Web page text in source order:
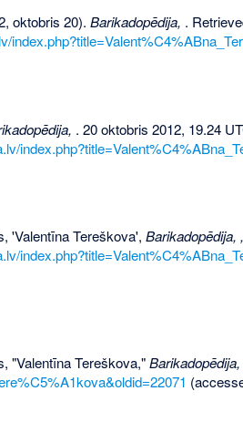
oktobris 20). Barikadopēdija, .
. 20 oktobris 2012, 19.24
'Valentīna Tereškova', Barikadopēdija, ,
"Valentīna Tereškova,"Barikadopēdija,